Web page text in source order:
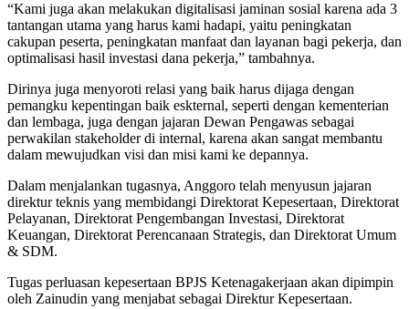
“Kami juga akan melakukan digitalisasi jaminan sosial karena ada 3
tantangan utama yang harus kami hadapi, yaitu peningkatan
cakupan peserta, peningkatan manfaat dan layanan bagi pekerja, dan
optimalisasi hasil investasi dana pekerja,” tambahnya.
Dirinya juga menyoroti relasi yang baik harus dijaga dengan
pemangku kepentingan baik eskternal, seperti dengan kementerian
dan lembaga, juga dengan jajaran Dewan Pengawas sebagai
perwakilan stakeholder di internal, karena akan sangat membantu
dalam mewujudkan visi dan misi kami ke depannya.
Dalam menjalankan tugasnya, Anggoro telah menyusun jajaran
direktur teknis yang membidangi Direktorat Kepesertaan, Direktorat
Pelayanan, Direktorat Pengembangan Investasi, Direktorat
Keuangan, Direktorat Perencanaan Strategis, dan Direktorat Umum
& SDM.
Tugas perluasan kepesertaan BPJS Ketenagakerjaan akan dipimpin
oleh Zainudin yang menjabat sebagai Direktur Kepesertaan.